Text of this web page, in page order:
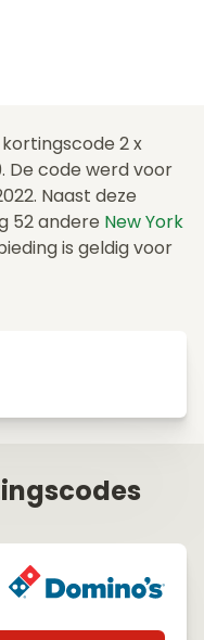
2 x
De code werd voor
Naast deze
52 andere New York
is geldig voor